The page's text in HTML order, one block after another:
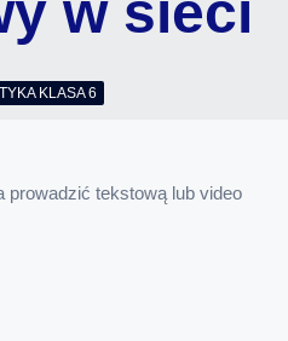
KLASA 6
prowadzić tekstową lub video